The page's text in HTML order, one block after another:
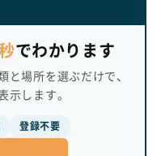
でわかります
と場所を選ぶだけで、
示します。
登録不要